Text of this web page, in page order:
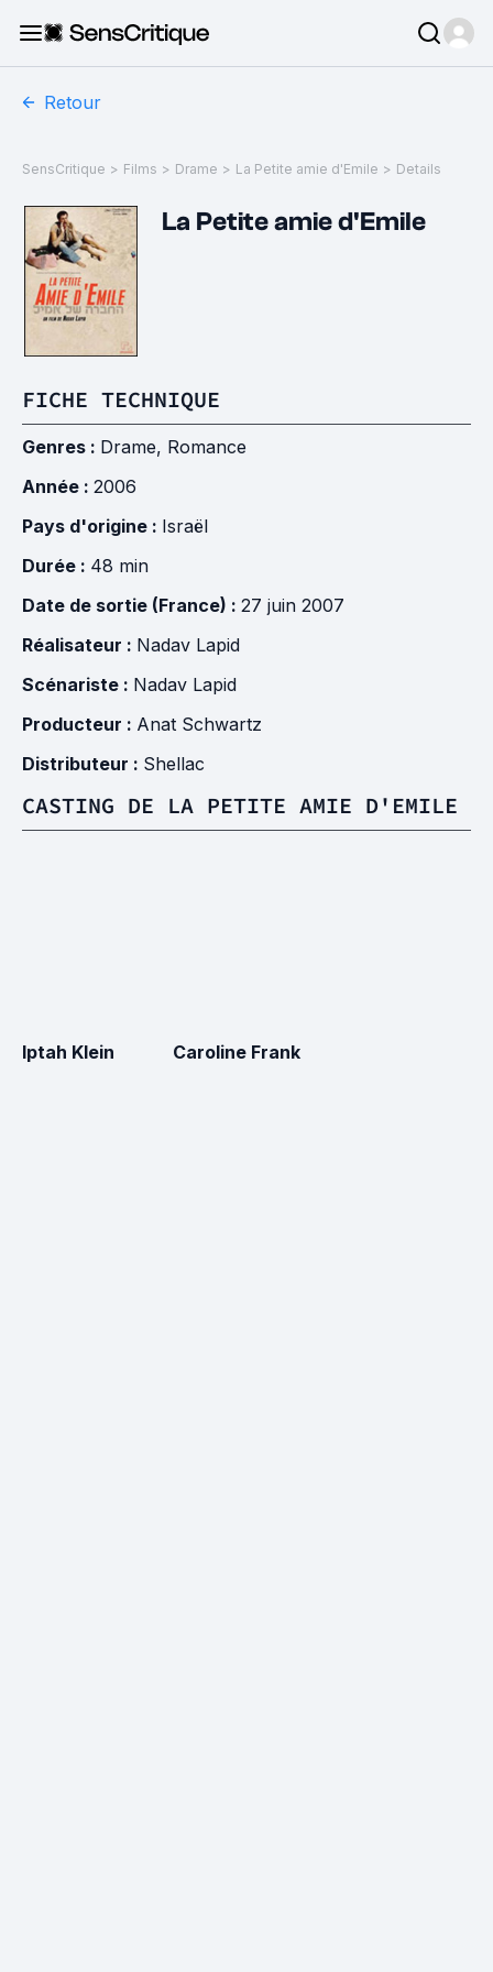
Retour
SensCritique > Films > Drame > La Petite amie d'Emile > Details
La Petite amie d'Emile
FICHE TECHNIQUE
Genres : Drame, Romance
Année : 2006
Pays d'origine : Israël
Durée : 48 min
Date de sortie (France) : 27 juin 2007
Réalisateur : Nadav Lapid
Scénariste : Nadav Lapid
Producteur : Anat Schwartz
Distributeur : Shellac
CASTING DE LA PETITE AMIE D'EMILE
Iptah Klein Caroline Frank